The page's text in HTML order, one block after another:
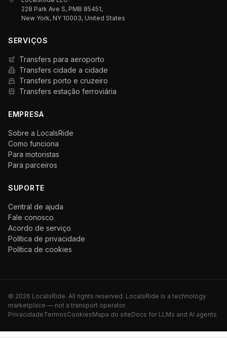
228 Park Ave S, PMB 85451,
New York, NY 10003, United States
SERVIÇOS
Transfers para aeroporto
Transfers cidade a cidade
Transfers porto e cruzeiro
Transfers estação ferroviária
EMPRESA
Sobre a LocalsRide
Como funciona
Para motoristas
Para parceiros
SUPORTE
Central de ajuda
Fale conosco
Acordo de serviço
Política de privacidade
Política de cookies
© 2026 LocalsRide. All rights reserved. LocalsRide is a technology
marketplace — not a transport operator.
PrivacidadeTermosCookiesMapa do siteDocs for LLMs and AI agents